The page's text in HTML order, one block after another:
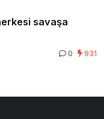
savaşa
0 931